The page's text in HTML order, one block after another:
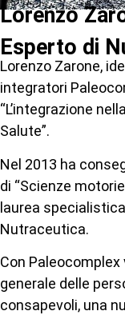
Lorenzo
Esperto di
Lorenzo Zarone,
integratori
“L’integrazione
Salute”.
Nel 2013 ha
di “Scienze
laurea
Nutraceutica.
Con
generale delle
consapevoli, una